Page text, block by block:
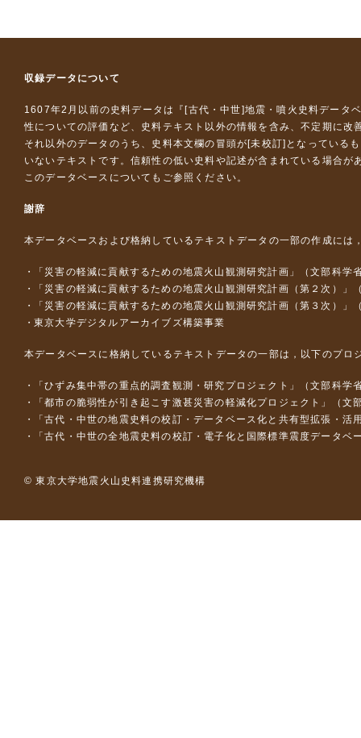
収録データについて
1607年2月以前の史料データは『 [古代・中世]地震・噴火史料データ
性についての評価など、史料テキスト以外の情報を含み、不定期に改
それ以外のデータのうち、史料本文欄の冒頭が[未校訂]となっている
いないテキストです。信頼性の低い史料や記述が含まれている場合が
このデータベースについて もご参照ください。
謝辞
本データベースおよび格納しているテキストデータの一部の作成には
「災害の軽減に貢献するための地震火山観測研究計画」（文部科学
「災害の軽減に貢献するための地震火山観測研究計画（第２次）」
「災害の軽減に貢献するための地震火山観測研究計画（第３次）」
東京大学デジタルアーカイブズ構築事業
本データベースに格納しているテキストデータの一部は，以下のプロ
「ひずみ集中帯の重点的調査観測・研究プロジェクト」（文部科
「都市の脆弱性が引き起こす激甚災害の軽減化プロジェクト」（
「古代・中世の地震史料の校訂・データベース化と共有型拡張・
「古代・中世の全地震史料の校訂・電子化と国際標準震度データ
© 東京大学地震火山史料連携研究機構